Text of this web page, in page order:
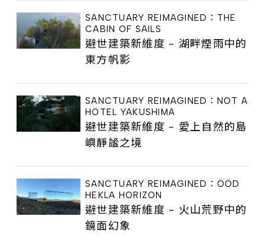
SANCTUARY REIMAGINED：THE
CABIN OF SAILS
避世建築新維度 - 湖畔煙雨中的
東方帆影
SANCTUARY REIMAGINED：NOT A
HOTEL YAKUSHIMA
避世建築新維度 - 愛上自然的島
嶼靜謐之境
SANCTUARY REIMAGINED：ÖÖD
HEKLA HORIZON
避世建築新維度 - 火山荒野中的
鏡面幻象